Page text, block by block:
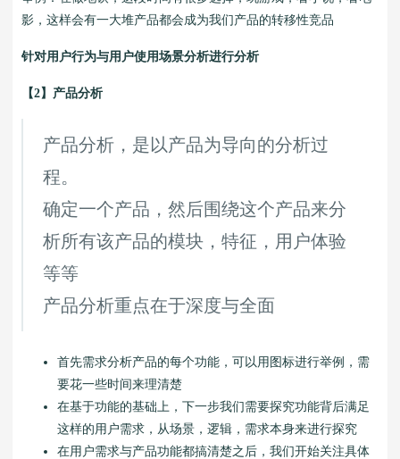
影，这样会有一大堆产品都会成为我们产品的转移性竞品
针对用户行为与用户使用场景分析进行分析
【2】产品分析
产品分析，是以产品为导向的分析过
程。
确定一个产品，然后围绕这个产品来分
析所有该产品的模块，特征，用户体验
等等
产品分析重点在于深度与全面
首先需求分析产品的每个功能，可以用图标进行举例，需
要花一些时间来理清楚
在基于功能的基础上，下一步我们需要探究功能背后满足
这样的用户需求，从场景，逻辑，需求本身来进行探究
在用户需求与产品功能都搞清楚之后，我们开始关注具体